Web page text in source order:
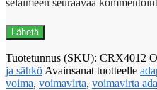
Tuotetunnus (SKU): CRX4012
ja sähkö Avainsanat tuotteelle
voima, voimavirta, voimavirta